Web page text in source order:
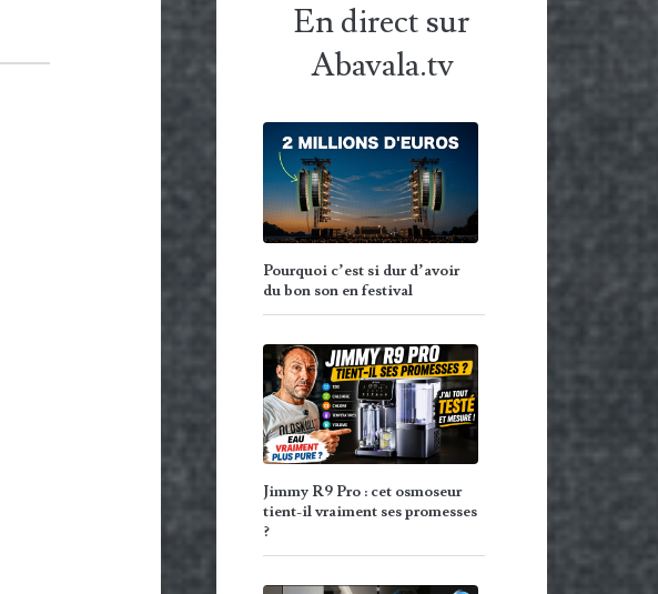
En direct sur
Abavala.tv
Pourquoi c’est si dur d’avoir
du bon son en festival
Jimmy R9 Pro : cet osmoseur
tient-il vraiment ses promesses
?